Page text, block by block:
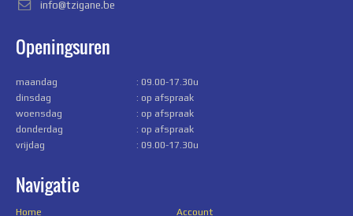
info@tzigane.be
Openingsuren
maandag
: 09.00-17.30u
dinsdag
: op afspraak
woensdag
: op afspraak
donderdag
: op afspraak
vrijdag
: 09.00-17.30u
Navigatie
Home Account